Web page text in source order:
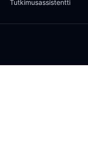
Tutkimusassistentti